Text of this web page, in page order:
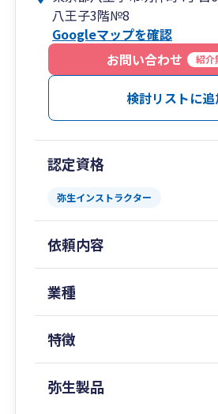
✅ 利益が出ているのに、お金が
ぜ?
✅ 経営課題を解決していきたい
✅ 事業の土台をしっかり固め
事業規模の拡大を目指すかどう
業を大切にされている方を、私
◆2025年11月に事務所を移転し
このたび、レンタルオフィス
事務所へと移転いたしました。
来客スペースもしっかりとご
ので、ゆっくりとくつろぎなが
る環境を整えております。相
日々の会計・税務のお悩みなど
でもお気軽にお話しください。
もちろん、オンラインでのサ
らず継続いたしますので、遠方
で通りサポートさせていただき
八王子3階№8
Googleマップを確認
お問い合わせ
紹介
検討リストに追
認定資格
弥生インストラクター
依頼内容
業種
特徴
弥生製品